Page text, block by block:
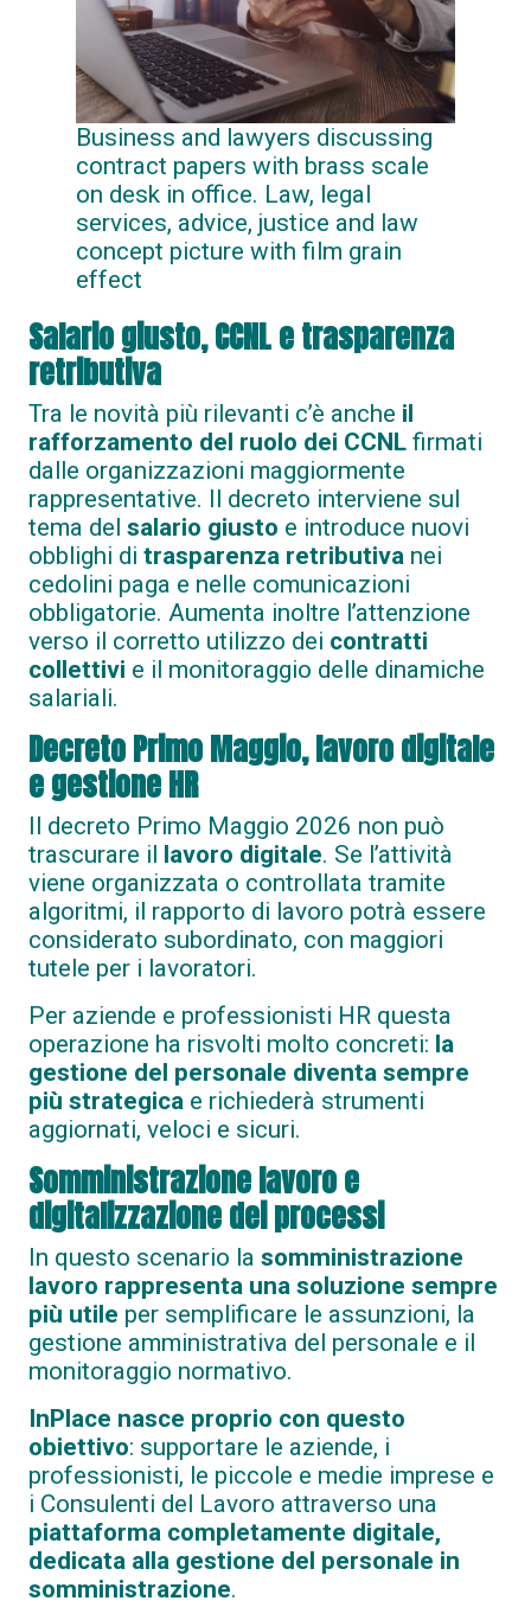
Business and lawyers discussing
contract papers with brass scale
on desk in office. Law, legal
services, advice, justice and law
concept picture with film grain
effect
Salario giusto, CCNL e trasparenza
retributiva
Tra le novità più rilevanti c’è anche il
rafforzamento del ruolo dei CCNL firmati
dalle organizzazioni maggiormente
rappresentative. Il decreto interviene sul
tema del salario giusto e introduce nuovi
obblighi di trasparenza retributiva nei
cedolini paga e nelle comunicazioni
obbligatorie. Aumenta inoltre l’attenzione
verso il corretto utilizzo dei contratti
collettivi e il monitoraggio delle dinamiche
salariali.
Decreto Primo Maggio, lavoro digitale
e gestione HR
Il decreto Primo Maggio 2026 non può
trascurare il lavoro digitale. Se l’attività
viene organizzata o controllata tramite
algoritmi, il rapporto di lavoro potrà essere
considerato subordinato, con maggiori
tutele per i lavoratori.
Per aziende e professionisti HR questa
operazione ha risvolti molto concreti: la
gestione del personale diventa sempre
più strategica e richiederà strumenti
aggiornati, veloci e sicuri.
Somministrazione lavoro e
digitalizzazione dei processi
In questo scenario la somministrazione
lavoro rappresenta una soluzione sempre
più utile per semplificare le assunzioni, la
gestione amministrativa del personale e il
monitoraggio normativo.
InPlace nasce proprio con questo
obiettivo: supportare le aziende, i
professionisti, le piccole e medie imprese e
i Consulenti del Lavoro attraverso una
piattaforma completamente digitale,
dedicata alla gestione del personale in
somministrazione.